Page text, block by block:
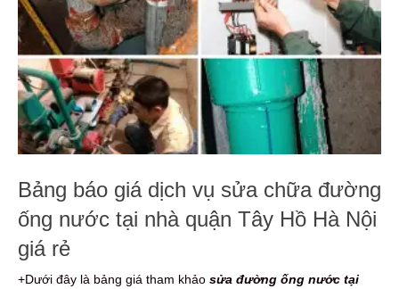
Bảng báo giá dịch vụ sửa chữa đường
ống nước tại nhà quận Tây Hồ Hà Nội
giá rẻ
+Dưới đây là bảng giá tham khảo sửa đường ống nước tại